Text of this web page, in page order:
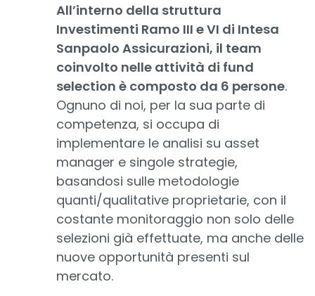
All’interno della struttura
Investimenti Ramo III e VI di Intesa
Sanpaolo Assicurazioni, il team
coinvolto nelle attività di fund
selection è composto da 6 persone.
Ognuno di noi, per la sua parte di
competenza, si occupa di
implementare le analisi su asset
manager e singole strategie,
basandosi sulle metodologie
quanti/qualitative proprietarie, con il
costante monitoraggio non solo delle
selezioni già effettuate, ma anche delle
nuove opportunità presenti sul
mercato.